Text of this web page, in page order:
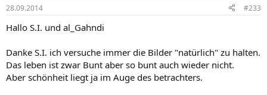
28.09.2014 #233
Hallo S.I. und al_Gahndi
Danke S.I. ich versuche immer die Bilder "natürlich" zu halten.
Das leben ist zwar Bunt aber so bunt auch wieder nicht.
Aber schönheit liegt ja im Auge des betrachters.